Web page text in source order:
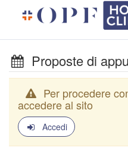
Proposte di
Per procedere
accedere al sito
Accedi